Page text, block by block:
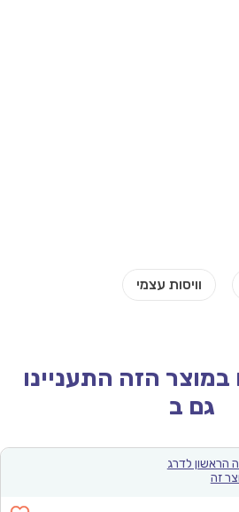
הזה התעניינו
גם ב
הראשון לדרג
זה